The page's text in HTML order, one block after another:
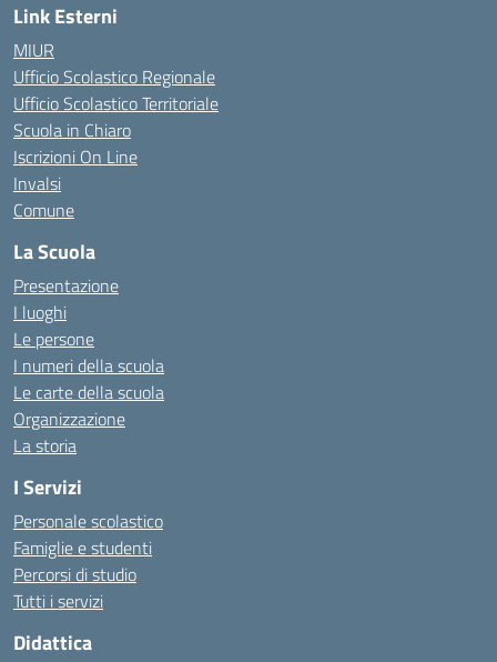
Link Esterni
MIUR
Ufficio Scolastico Regionale
Ufficio Scolastico Territoriale
Scuola in Chiaro
Iscrizioni On Line
Invalsi
Comune
La Scuola
Presentazione
I luoghi
Le persone
I numeri della scuola
Le carte della scuola
Organizzazione
La storia
I Servizi
Personale scolastico
Famiglie e studenti
Percorsi di studio
Tutti i servizi
Didattica